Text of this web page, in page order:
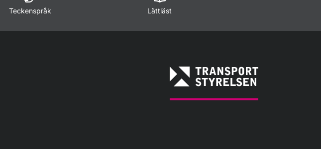
Teckenspråk Lättläst